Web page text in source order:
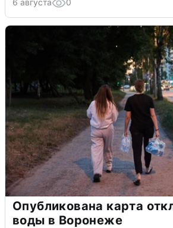
Опубликована карта
воды в Воронеже